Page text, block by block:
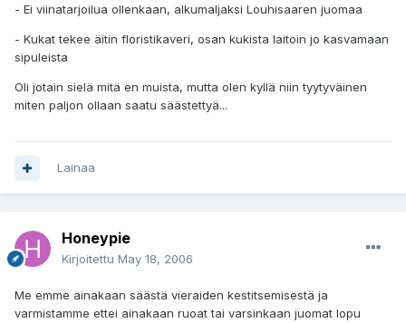
- Ei viinatarjoilua ollenkaan, alkumaljaksi Louhisaaren juomaa
- Kukat tekee äitin floristikaveri, osan kukista laitoin jo kasvamaan
sipuleista
Oli jotain sielä mitä en muista, mutta olen kyllä niin tyytyväinen
miten paljon ollaan saatu säästettyä...
Lainaa
Honeypie
Kirjoitettu May 18, 2006
Me emme ainakaan säästä vieraiden kestitsemisestä ja
varmistamme ettei ainakaan ruoat tai varsinkaan juomat lopu